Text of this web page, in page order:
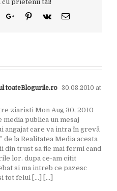
cu prietenii tăi!
TumblrGoogle+Pinterest
Vk Email
toateBlogurile.ro 30.08.2010 at
ziaristi Mon Aug 30, 2010
media publica un mesaj
angajat care va intra în grevă
de la Realitatea Media acesta
din trust sa fie mai fermi cand
lor. dupa ce-am citit
si ma intreb ce pazesc
tot felul […] […]